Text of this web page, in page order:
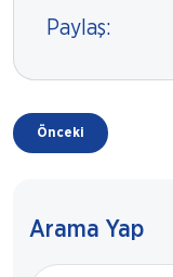
Paylaş:
Önceki
Arama Yap